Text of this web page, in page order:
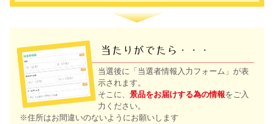
当たりがでたら・・・
当選後に「当選者情報入力フォーム」が表
示されます。
そこに、 景品をお届けする為の情報をご入
力ください。
※住所はお間違いのないようにお願いします